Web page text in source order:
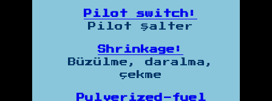
Pilot switch:
Pilot şalter
Shrinkage:
Büzülme, daralma,
çekme
Pulverized-fuel